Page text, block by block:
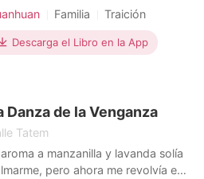
sola en la carretera, abandonada
Isabella, quienes se negaron a
al hospital. Dijeron que
Isabella. Era ap
Familia
Traición
Venganza
Protagonista Poderosa
Descarga el Libro en la App
Danza de la Venganza
Tatem
aroma a manzanilla y lavanda solía
pero ahora me revolvía el